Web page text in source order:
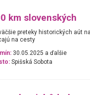
km slovenských
preteky historických aút
na cesty
30.05.2025 a ďalšie
Spišská Sobota